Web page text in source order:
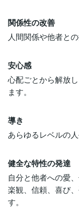
関係性の改善
人間関係や他者と
安心感
心配ごとから解放
ます。
導き
あらゆるレベルの
健全な特性の発達
自分と他者への愛
楽観、信頼、喜び
す。